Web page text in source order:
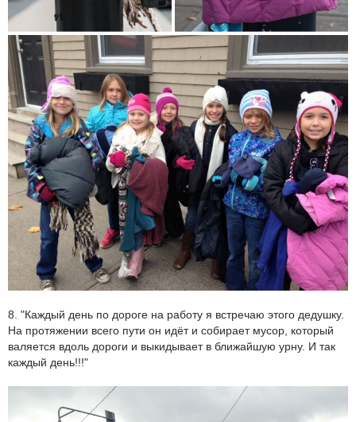
8. "Каждый день по дороге на работу я встречаю этого дедушку.
На протяжении всего пути он идёт и собирает мусор, который
валяется вдоль дороги и выкидывает в ближайшую урну. И так
каждый день!!!"